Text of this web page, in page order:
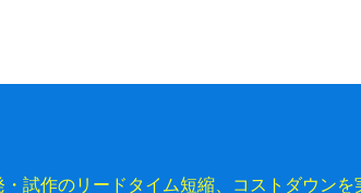
試作のリードタイム短縮、コストダウンを